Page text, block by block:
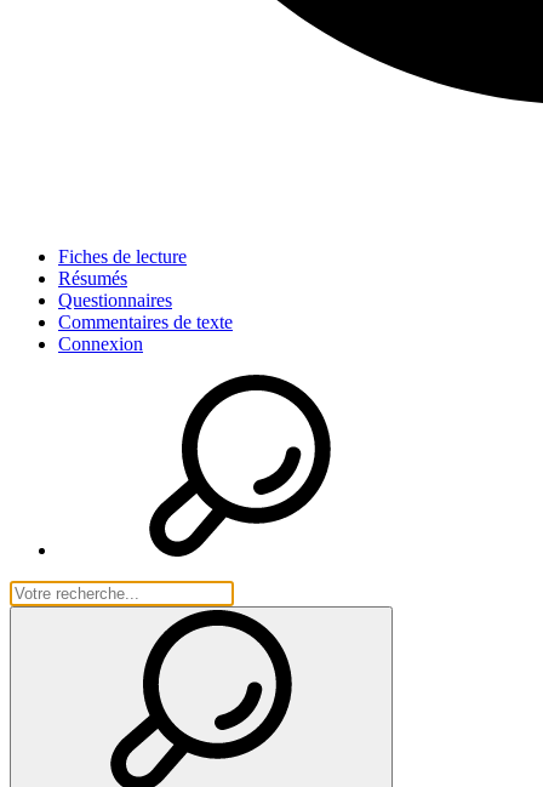
Fiches de lecture
Résumés
Questionnaires
Commentaires de texte
Connexion